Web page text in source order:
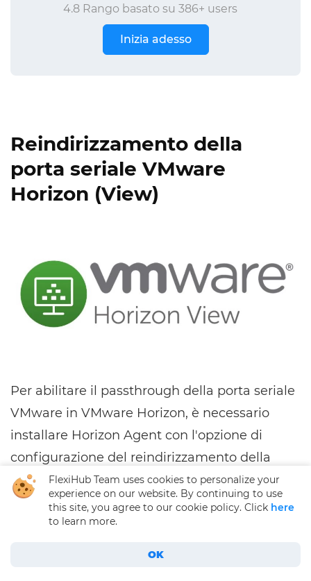
FlexiHub Team uses cookies to personalize your
experience on our website. By continuing to use
this site, you agree to our cookie policy. Click here
to learn more.
OK
4.8 Rango basato su 386+ users
Inizia adesso
Reindirizzamento della
porta seriale VMware
Horizon (View)
Per abilitare il passthrough della porta seriale
VMware in VMware Horizon, è necessario
installare Horizon Agent con l'opzione di
configurazione del reindirizzamento della
porta seriale (deselezionata per impostazione
predefinita). Una volta impostata, la funzione
di reindirizzamento della porta seriale